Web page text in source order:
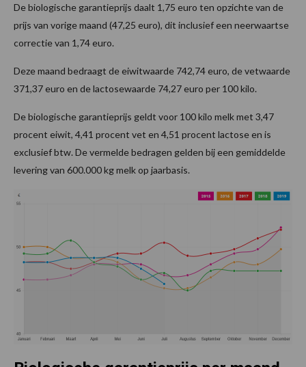
De biologische garantieprijs daalt 1,75 euro ten opzichte van de
prijs van vorige maand (47,25 euro), dit inclusief een neerwaartse
correctie van 1,74 euro.
Deze maand bedraagt de eiwitwaarde 742,74 euro, de vetwaarde
371,37 euro en de lactosewaarde 74,27 euro per 100 kilo.
De biologische garantieprijs geldt voor 100 kilo melk met 3,47
procent eiwit, 4,41 procent vet en 4,51 procent lactose en is
exclusief btw. De vermelde bedragen gelden bij een gemiddelde
levering van 600.000 kg melk op jaarbasis.